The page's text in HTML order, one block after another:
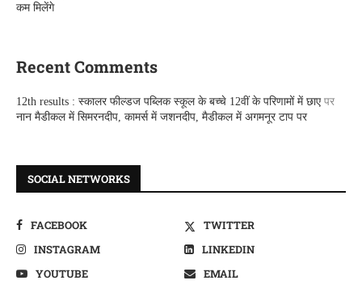
कम मिलेंगे
Recent Comments
12th results : स्कालर फील्डज पब्लिक स्कूल के बच्चे 12वीं के परिणामों में छाएपर
नान मैडीकल में सिमरनदीप, कामर्स में जशनदीप, मैडीकल में अगमनूर टाप पर
SOCIAL NETWORKS
FACEBOOK
TWITTER
INSTAGRAM
LINKEDIN
YOUTUBE
EMAIL